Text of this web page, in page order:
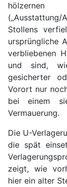
Stollens
ursprüngliche
verbliebenen
und sind,
gesicherter
Vorort nur
bei einem
Vermauerung.
Die U-
die spät
zeigt, wie
hier ein alter